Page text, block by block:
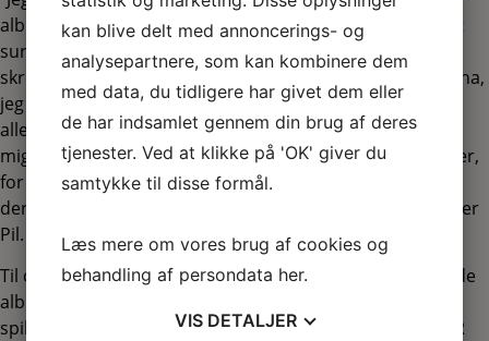
albumproces. Når jeg tænker tilbage, har jeg både været
sur, glad, frustreret, skuffet og håbefuld, mens jeg har
skrevet de her sange – og pludselig var det er album. Puha,
jeg ville virkelig være et nervevrag, hvis jeg ikke kunne få
alle mine tanker ud på den her måde. Derfor glæder jeg
mig også helt vildt, til at sangene skal ramme nogens ører,
for det plejer at bekræfte mig i, at jeg ikke er den eneste,
der sejler lidt rundt i alle følelserne nogle gange,” fortæller
Pil.
Til oktober drager hun med sit band ud på en omfattende
albumturné, der tager dem forbi hele 22 forskellige
spillesteder – blandt andet to aftener i Koncertsalen i DR
kan blive delt med annoncerings- og
analysepartnere, som kan kombinere dem
med data, du tidligere har givet dem eller
de har indsamlet gennem din brug af deres
tjenester. Ved at klikke på 'OK' giver du
samtykke til disse formål.
Læs mere om vores brug af cookies og
behandling af persondata her.
VIS DETALJER